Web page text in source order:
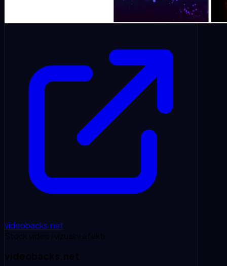
videobacks.net
Stock video i vizualni efekti
videobacks.net